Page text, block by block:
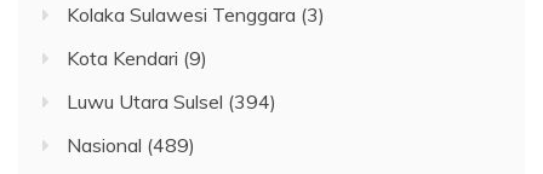
Kolaka Sulawesi Tenggara (3)
Kota Kendari (9)
Luwu Utara Sulsel (394)
Nasional (489)